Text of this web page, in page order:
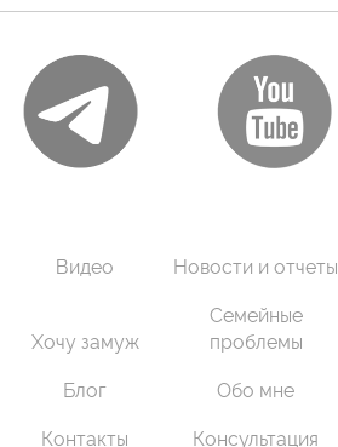
Видео Новости и отчеты
Хочу замуж
Семейные
проблемы
Блог Обо мне
Контакты Консультация